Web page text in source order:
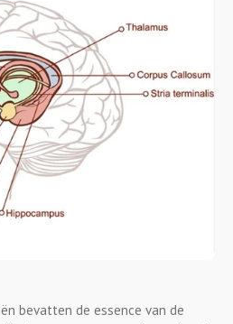
bevatten de essence van de